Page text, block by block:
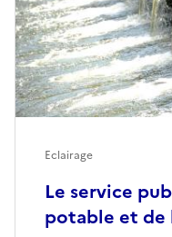
Le service
potable et de
Eclairage